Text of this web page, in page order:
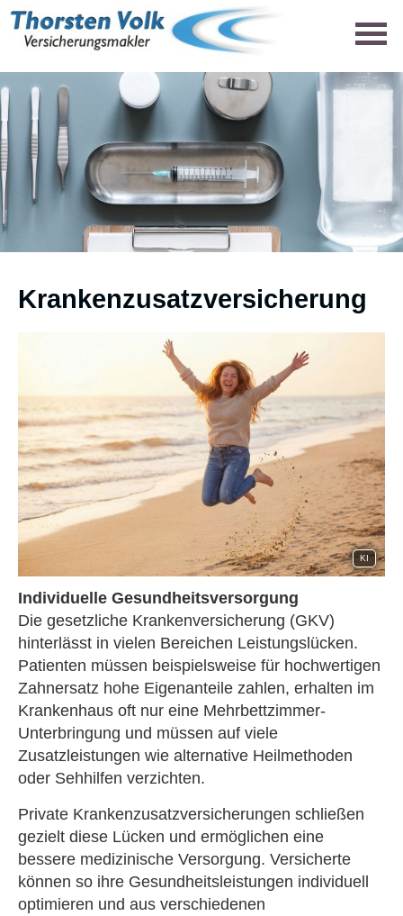
Kranken­zusatz­ver­si­che­rung
KI
Individuelle Gesundheitsversorgung
Die gesetzliche Kranken­ver­si­che­rung (GKV)
hinterlässt in vielen Bereichen Leistungslücken.
Patienten müssen beispielsweise für hochwertigen
Zahnersatz hohe Eigenanteile zahlen, erhalten im
Krankenhaus oft nur eine Mehrbettzimmer-
Unterbringung und müssen auf viele
Zusatzleistungen wie alternative Heilmethoden
oder Sehhilfen verzichten.
Private Kranken­zusatz­ver­si­che­rungen schließen
gezielt diese Lücken und ermöglichen eine
bessere medizinische Versorgung. Versicherte
können so ihre Gesundheitsleistungen individuell
optimieren und aus verschiedenen